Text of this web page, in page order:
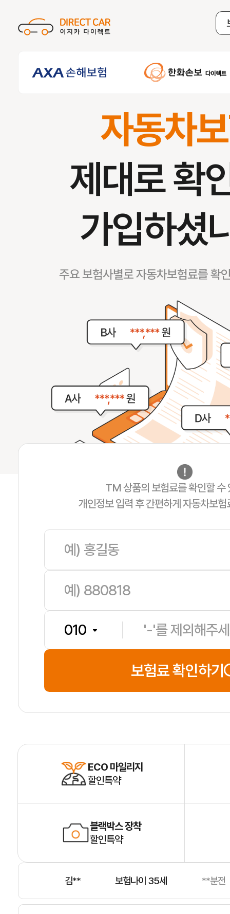
자동차
제대로 확
가입하셨
주요 보험사별로 자동차보험료를 확
TM 상품의 보험료를 확인할 수
개인정보 입력 후 간편하게 자동차보험
보험료 확인하기
ECO 마일리지
할인특약
블랙박스 장착
할인특약
보험나이 65세 **분전
장** 보험나이 41세 **분전
김** 보험나이 59세
김** 보험나이 35세 **분전